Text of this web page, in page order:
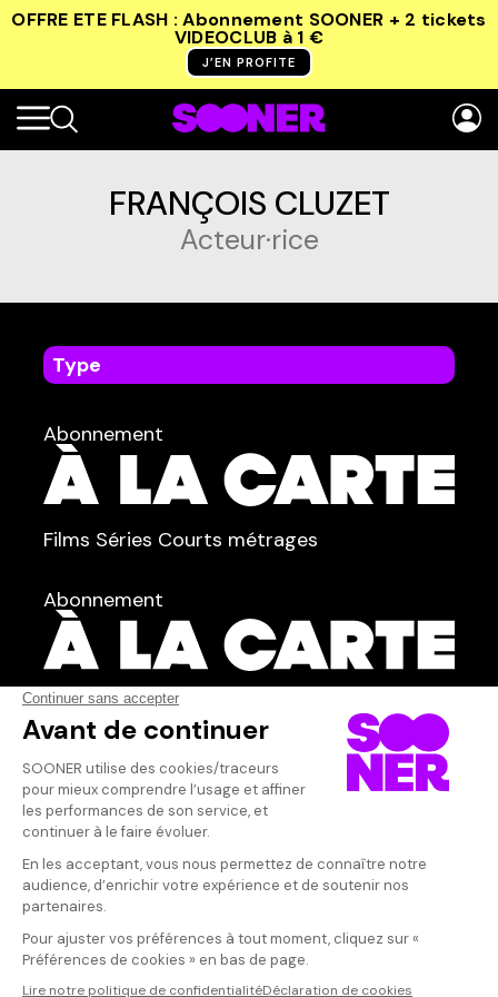
OFFRE ETE FLASH : Abonnement SOONER + 2 tickets
VIDEOCLUB à 1 €
J’EN PROFITE
FRANÇOIS CLUZET
Acteur·rice
Type
Abonnement
Films Séries Courts métrages
Abonnement
Acteur·rice AFFICHER TOUT(47)
Qui sommes-nous ?
Dispo dans l'abonnement
Dispo dans le Videoclub
Contacts